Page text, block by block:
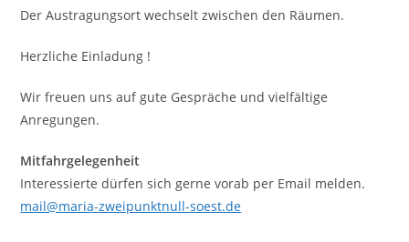
Der Austragungsort wechselt zwischen den Räumen.
Herzliche Einladung !
Wir freuen uns auf gute Gespräche und vielfältige
Anregungen.
Mitfahrgelegenheit
Interessierte dürfen sich gerne vorab per Email melden.
mail@maria-zweipunktnull-soest.de